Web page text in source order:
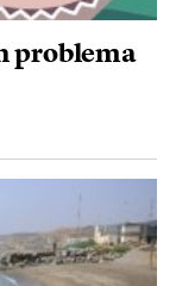
problema